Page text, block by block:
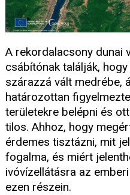
A rekordalacsony dunai
csábítónak találják,
szárazzá vált medrébe,
határozottan
területekre belépni és
tilos. Ahhoz, hogy
érdemes tisztázni, mit
fogalma, és miért
ivóvízellátásra az
ezen részein.